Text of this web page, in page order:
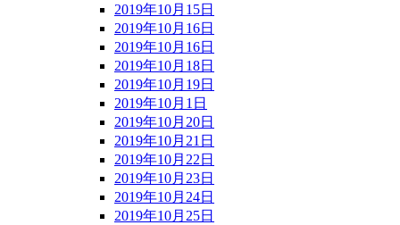
2019年10月15日
2019年10月16日
2019年10月16日
2019年10月18日
2019年10月19日
2019年10月1日
2019年10月20日
2019年10月21日
2019年10月22日
2019年10月23日
2019年10月24日
2019年10月25日